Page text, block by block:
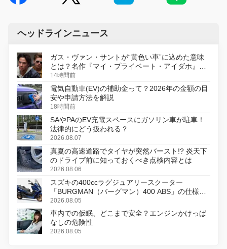
ヘッドラインニュース
ガス・ヴァン・サントが“黄色い車”に込めた意味
とは？名作『マイ・プライベート・アイダホ』が
初のデジタルリマスター版で復活
14時間前
電気自動車(EV)の補助金って？2026年の金額の目
安や申請方法を解説
18時間前
SAやPAのEV充電スペースにガソリン車が駐車！
法律的にどう扱われる？
2026.08.07
真夏の高速道路でタイヤが突然バースト!? 炎天下
のドライブ前に知っておくべき点検内容とは
2026.08.06
スズキの400ccラグジュアリースクーター
「BURGMAN（バーグマン）400 ABS」の仕様を
変更し、8月18日に発売
2026.08.05
車内での仮眠、どこまで安全？エンジンかけっぱ
なしの危険性
2026.08.05